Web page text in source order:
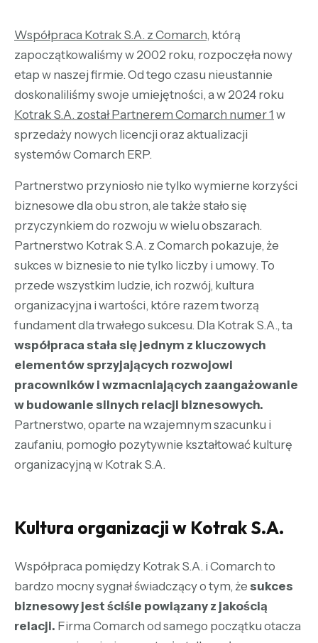
Współpraca Kotrak S.A. z Comarch, którą
zapoczątkowaliśmy w 2002 roku, rozpoczęła nowy
etap w naszej firmie. Od tego czasu nieustannie
doskonaliliśmy swoje umiejętności, a w 2024 roku
Kotrak S.A. został Partnerem Comarch numer 1 w
sprzedaży nowych licencji oraz aktualizacji
systemów Comarch ERP.
Partnerstwo przyniosło nie tylko wymierne korzyści
biznesowe dla obu stron, ale także stało się
przyczynkiem do rozwoju w wielu obszarach.
Partnerstwo Kotrak S.A. z Comarch pokazuje, że
sukces w biznesie to nie tylko liczby i umowy. To
przede wszystkim ludzie, ich rozwój, kultura
organizacyjna i wartości, które razem tworzą
fundament dla trwałego sukcesu. Dla Kotrak S.A., ta
współpraca stała się jednym z kluczowych
elementów sprzyjających rozwojowi
pracowników i wzmacniających zaangażowanie
w budowanie silnych relacji biznesowych.
Partnerstwo, oparte na wzajemnym szacunku i
zaufaniu, pomogło pozytywnie kształtować kulturę
organizacyjną w Kotrak S.A.
Kultura organizacji w Kotrak S.A.
Współpraca pomiędzy Kotrak S.A. i Comarch to
bardzo mocny sygnał świadczący o tym, że sukces
biznesowy jest ściśle powiązany z jakością
relacji. Firma Comarch od samego początku otacza